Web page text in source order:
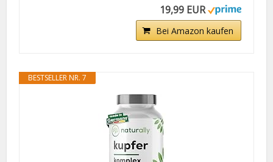
19,99 EUR
Bei Amazon kaufen
BESTSELLER NR. 7